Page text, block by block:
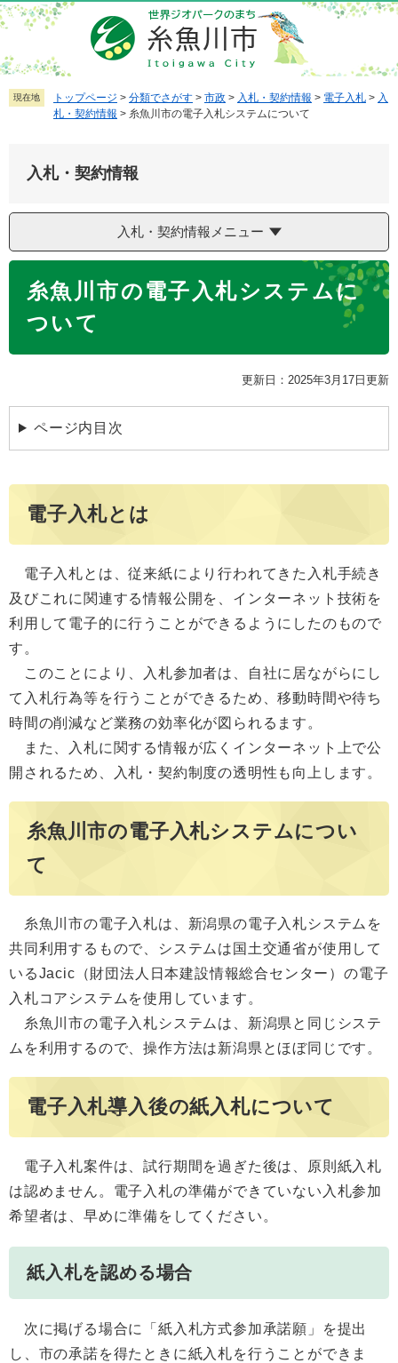
ペ
ー
ジ
の
先
メ
ニ
ュ
ー
を
へ
現在地 トップページ > 分類でさがす > 市政 > 入札・契約情報 > 電子入札 > 入
札・契約情報 > 糸魚川市の電子入札システムについて
入札・契約情報
入札・契約情報メニュー
糸魚川市の電子入札システムに
ついて
更新日：2025年3月17日更新
ページ内目次
電子入札とは
電子入札とは、従来紙により行われてきた入札手続き
及びこれに関連する情報公開を、インターネット技術を
利用して電子的に行うことができるようにしたのもので
す。
このことにより、入札参加者は、自社に居ながらにし
て入札行為等を行うことができるため、移動時間や待ち
時間の削減など業務の効率化が図られるます。
また、入札に関する情報が広くインターネット上で公
開されるため、入札・契約制度の透明性も向上します。
糸魚川市の電子入札システムについ
て
糸魚川市の電子入札は、新潟県の電子入札システムを
共同利用するもので、システムは国土交通省が使用して
いるJacic（財団法人日本建設情報総合センター）の電子
入札コアシステムを使用しています。
糸魚川市の電子入札システムは、新潟県と同じシステ
ムを利用するので、操作方法は新潟県とほぼ同じです。
電子入札導入後の紙入札について
電子入札案件は、試行期間を過ぎた後は、原則紙入札
は認めません。電子入札の準備ができていない入札参加
希望者は、早めに準備をしてください。
紙入札を認める場合
次に掲げる場合に「紙入札方式参加承諾願」を提出
し、市の承諾を得たときに紙入札を行うことができま